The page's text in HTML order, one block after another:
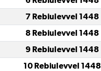
7 Rebiulevvel 1448
8 Rebiulevvel 1448
9 Rebiulevvel 1448
10 Rebiulevvel 1448